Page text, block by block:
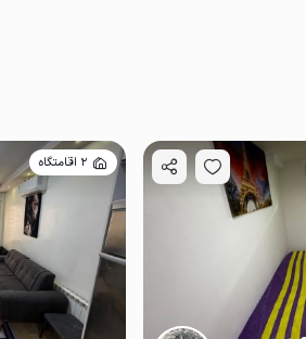
2 اقامتگاه